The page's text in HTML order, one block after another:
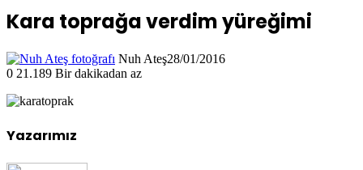
Kara toprağa verdim yüreğimi
Nuh Ateş28/01/2016
0 21.189 Bir dakikadan az
Yazarımız